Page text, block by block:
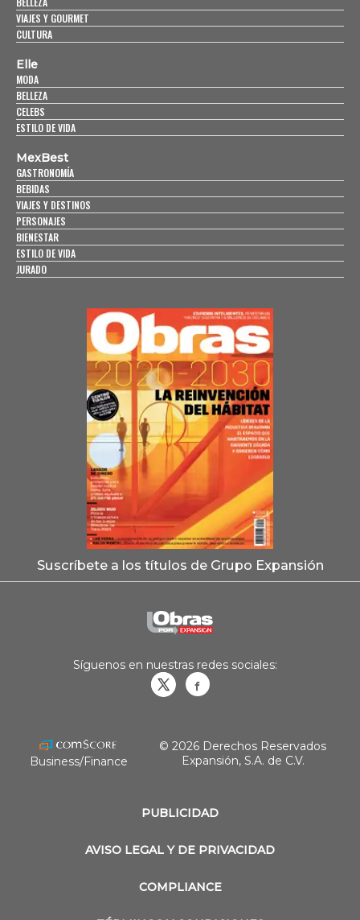
VIAJES Y GOURMET
CULTURA
Elle
MODA
BELLEZA
CELEBS
ESTILO DE VIDA
MexBest
GASTRONOMÍA
BEBIDAS
VIAJES Y DESTINOS
PERSONAJES
BIENESTAR
ESTILO DE VIDA
JURADO
Suscríbete a los títulos de Grupo Expansión
PUBLICIDAD
AVISO LEGAL Y DE PRIVACIDAD
COMPLIANCE
Síguenos en nuestras redes sociales:
Business/Finance
© 2026 Derechos Reservados
Expansión, S.A. de C.V.